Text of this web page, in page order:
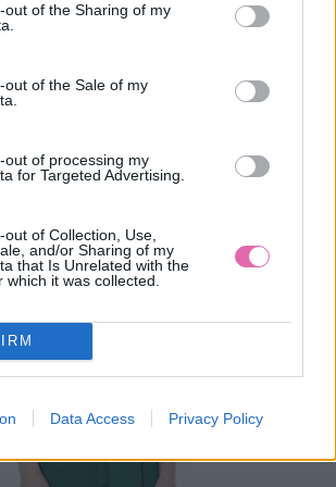
out of the Sharing of my
out of the Sale of my
out of processing my
for Targeted Advertising.
of Collection, Use,
and/or Sharing of my
that Is Unrelated with the
which it was collected.
Data Access Privacy Policy
ČIPKOVANÉ MIDI ŠATY